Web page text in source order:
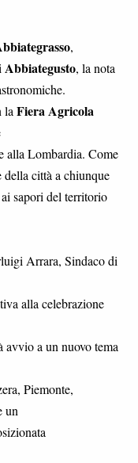
,
Abbiategusto, la nota
laFiera Agricola
alla Lombardia. Come
città a chiunque
sapori del territorio
Arrara, Sindaco di
alla celebrazione
avvio a un nuovo tema
Piemonte,
un